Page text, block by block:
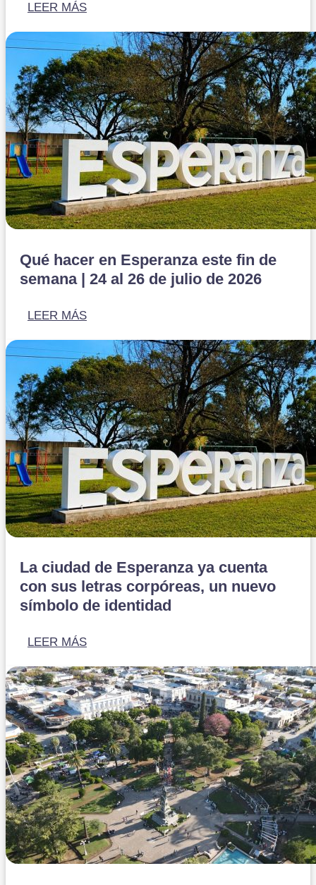
LEER MÁS
Qué hacer en Esperanza este fin de
semana | 24 al 26 de julio de 2026
LEER MÁS
La ciudad de Esperanza ya cuenta
con sus letras corpóreas, un nuevo
símbolo de identidad
LEER MÁS